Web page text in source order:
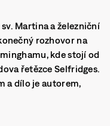
Martina a železniční
rozhovor na
kde stojí od
řetězce Selfridges.
a dílo je autorem,